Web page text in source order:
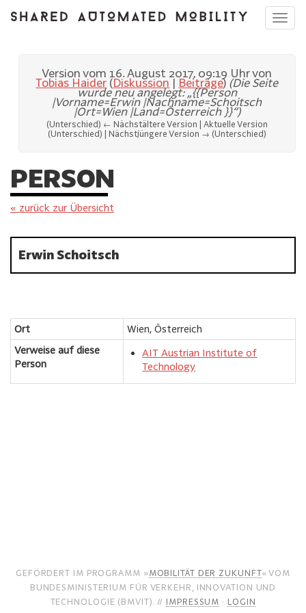
Version vom 16. August 2017, 09:19 Uhr von
Tobias Haider (Diskussion | Beiträge) (Die Seite
wurde neu angelegt: „{{Person
|Vorname=Erwin |Nachname=Schoitsch
|Ort=Wien |Land=Österreich }}“)
(Unterschied) ← Nächstältere Version | Aktuelle Version
(Unterschied) | Nächstjüngere Version → (Unterschied)
PERSON
« zurück zur Übersicht
Erwin Schoitsch
Ort
Wien, Österreich
Verweise auf diese
Person
AIT Austrian Institute of
Technology
GEFÖRDERT IM PROGRAMM »MOBILITÄT DER ZUKUNFT« VOM
BUNDESMINISTERIUM FÜR VERKEHR, INNOVATION UND
TECHNOLOGIE (BMVIT). // IMPRESSUM · LOGIN